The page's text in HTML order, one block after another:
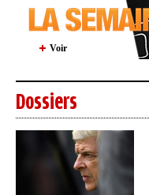
Voir
Dossiers